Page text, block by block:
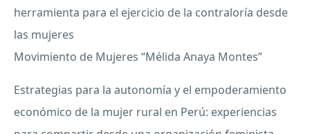
herramienta para el ejercicio de la contraloría desde
las mujeres
Movimiento de Mujeres “Mélida Anaya Montes”
Estrategias para la autonomía y el empoderamiento
económico de la mujer rural en Perú: experiencias